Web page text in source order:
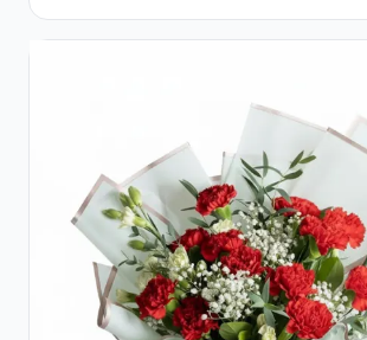
Roșii și Șampanie rose